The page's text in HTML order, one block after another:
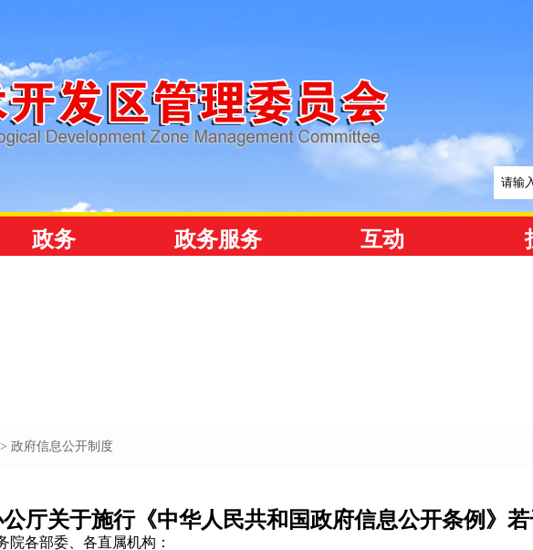
政府信息公开制度
公厅关于施行《中华人民共和国政府信息公开条例》
院各部委、各直属机构：